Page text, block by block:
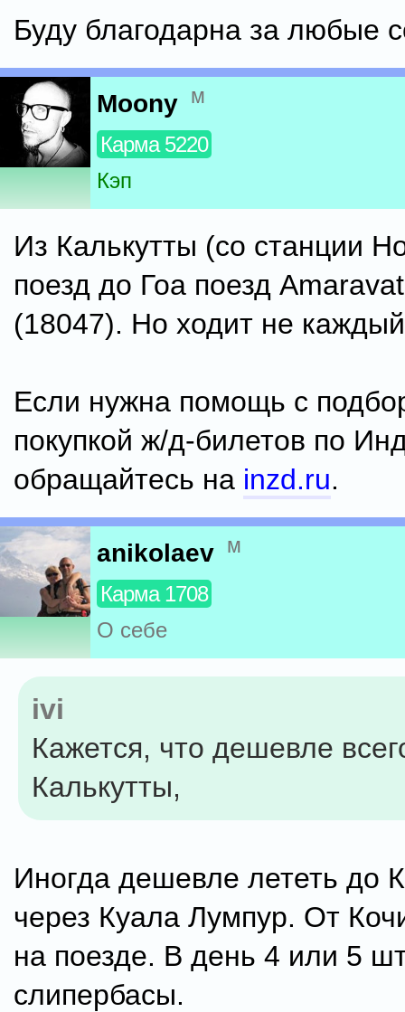
Буду благодарна за любые
Moony м
Карма 5220
Кэп
Из Калькутты (со станции
поезд до Гоа поезд
(18047). Но ходит не
Если нужна помощь с
покупкой ж/д-билетов по
обращайтесь на inzd.ru.
anikolaev м
Карма 1708
О себе
ivi
Кажется, что дешевле
Калькутты,
Иногда дешевле лететь до
через Куала Лумпур. От
на поезде. В день 4 или 5
слипербасы.